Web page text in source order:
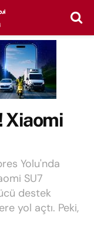
Xiaomi
Yolu'nda
SU7
destek
yol açtı. Peki,